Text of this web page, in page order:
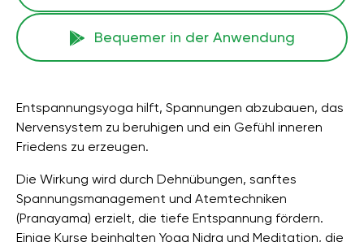
Bequemer in der Anwendung
Entspannungsyoga hilft, Spannungen abzubauen, das
Nervensystem zu beruhigen und ein Gefühl inneren
Friedens zu erzeugen.
Die Wirkung wird durch Dehnübungen, sanftes
Spannungsmanagement und Atemtechniken
(Pranayama) erzielt, die tiefe Entspannung fördern.
Einige Kurse beinhalten Yoga Nidra und Meditation, die